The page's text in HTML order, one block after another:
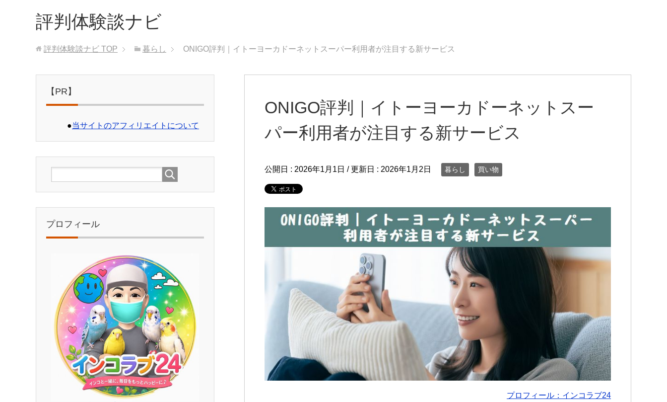
評判体験談ナビ
評判体験談ナビ TOP 暮らし ONIGO評判｜イトーヨーカドーネットスーパー利用者が注目する新サービス
ONIGO評判｜イトーヨーカドーネットスー
パー利用者が注目する新サービス
公開日 : 2026年1月1日 / 更新日 : 2026年1月2日 暮らし 買い物
プロフィール：インコラブ24
【PR】
●当サイトのアフィリエイトについて
プロフィール